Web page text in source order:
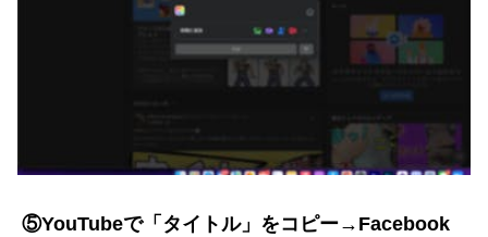
⑤YouTubeで「タイトル」をコピー→Facebook